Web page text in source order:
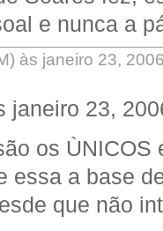
e nunca a
às janeiro 23,
janeiro 23,
os
essa a base
que não